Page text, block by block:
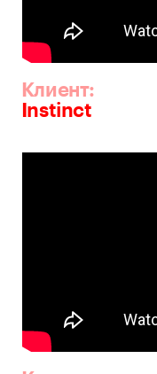
Клиент:
Instinct